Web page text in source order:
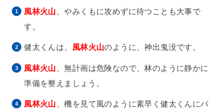
風林火山
、やみくもに攻めずに待つことも大事で
す。
健太くんは、 風林火山のように、神出鬼没です。
風林火山
、無計画は危険なので、林のように静かに
準備を整えましょう。
風林火山
、機を見て風のように素早く健太くんにバ